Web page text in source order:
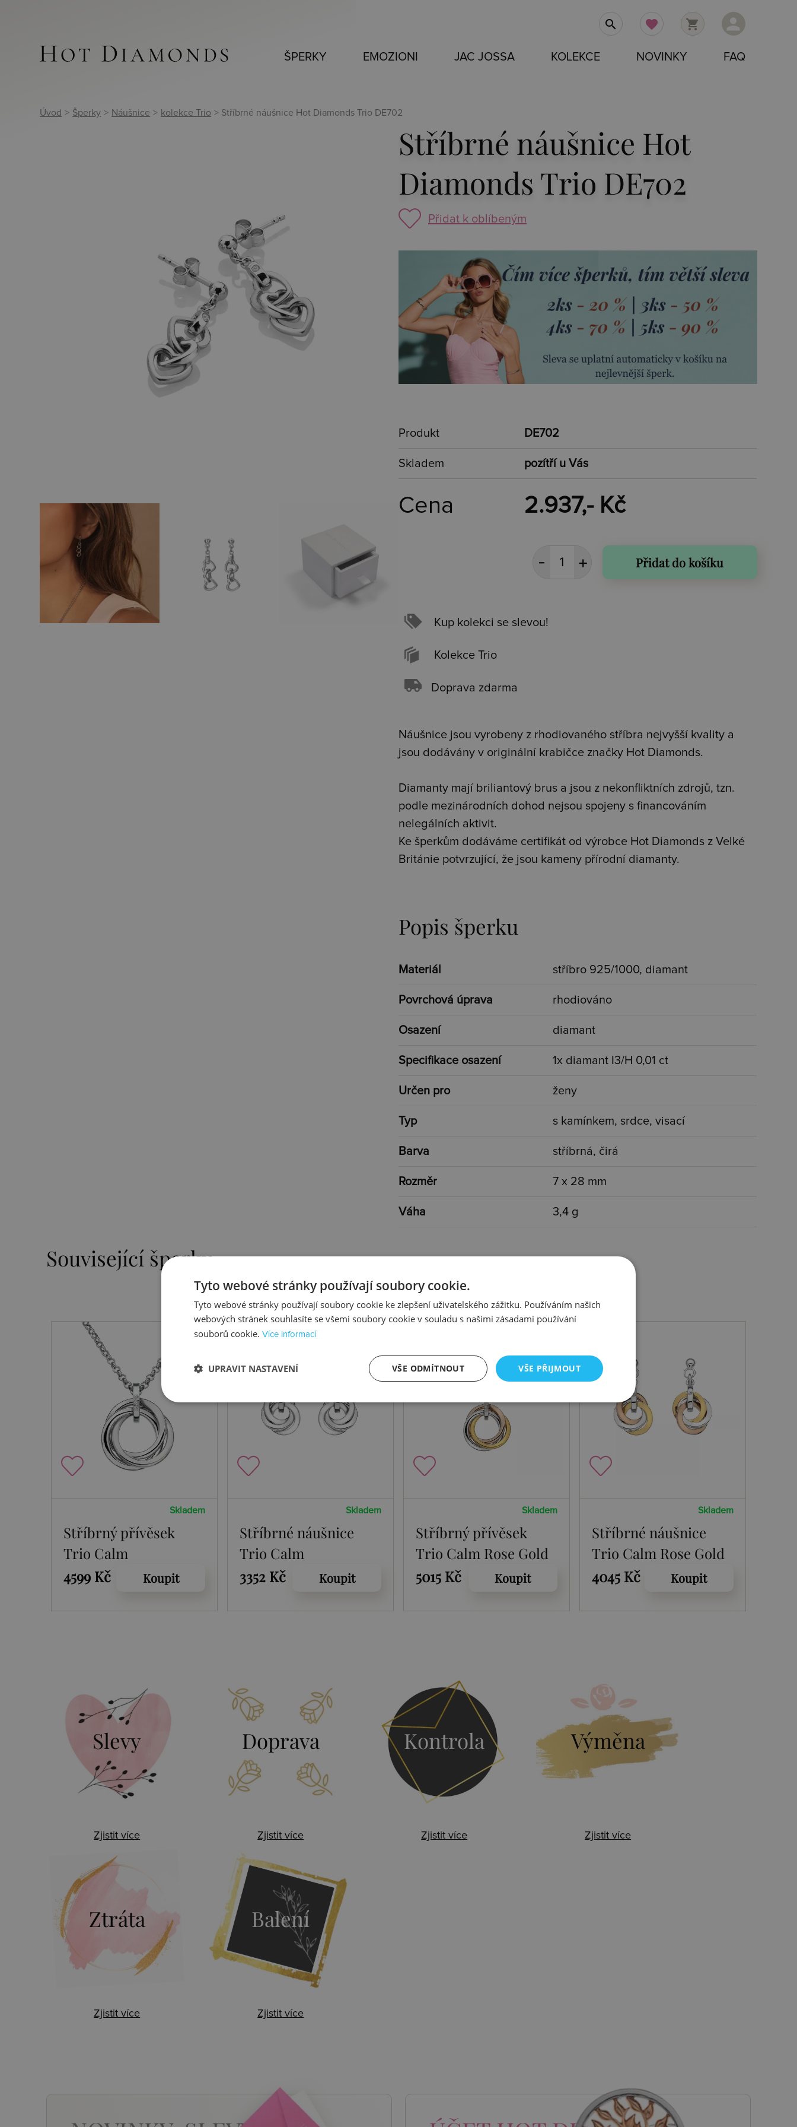
person
shopping_cart
favorite
search
ŠPERKY EMOZIONI JAC JOSSA KOLEKCE NOVINKY FAQ
Úvod > Šperky > Náušnice > kolekce Trio > Stříbrné náušnice Hot Diamonds Trio DE702
Stříbrné náušnice Hot
Diamonds Trio DE702
Přidat k oblíbeným
Produkt DE702
Skladem pozítří u Vás
Cena 2.937,- Kč
Přidat do košíku
Kup kolekci se slevou!
Kolekce Trio
Doprava zdarma
Náušnice jsou vyrobeny z rhodiovaného stříbra nejvyšší kvality a
jsou dodávány v originální krabičce značky Hot Diamonds.
Diamanty mají briliantový brus a jsou z nekonfliktních zdrojů, tzn.
podle mezinárodních dohod nejsou spojeny s financováním
nelegálních aktivit.
Ke šperkům dodáváme certifikát od výrobce Hot Diamonds z Velké
Británie potvrzující, že jsou kameny přírodní diamanty.
Popis šperku
Materiál stříbro 925/1000, diamant
Povrchová úprava rhodiováno
Osazení diamant
Specifikace osazení 1x diamant I3/H 0,01 ct
Určen pro ženy
Typ s kamínkem, srdce, visací
Barva stříbrná, čirá
Rozměr 7 x 28 mm
Váha 3,4 g
Související šperky
Skladem
Stříbrný přívěsek
Trio Calm
4599 Kč
Koupit
Skladem
Stříbrné náušnice
Trio Calm
3352 Kč
Koupit
Skladem
Stříbrný přívěsek
Trio Calm Rose Gold
5015 Kč
Koupit
Skladem
Stříbrné náušnice
Trio Calm Rose Gold
4045 Kč
Koupit
Slevy
Zjistit více
Doprava
Zjistit více
Kontrola
Zjistit více
Výměna
Zjistit více
Ztráta
Zjistit více
Balení
Zjistit více
Tyto webové stránky používají soubory cookie.
Tyto webové stránky používají soubory cookie ke zlepšení uživatelského zážitku. Používáním našich
webových stránek souhlasíte se všemi soubory cookie v souladu s našimi zásadami používání
souborů cookie. Více informací
VŠE PŘIJMOUT
VŠE ODMÍTNOUT
UPRAVIT NASTAVENÍ